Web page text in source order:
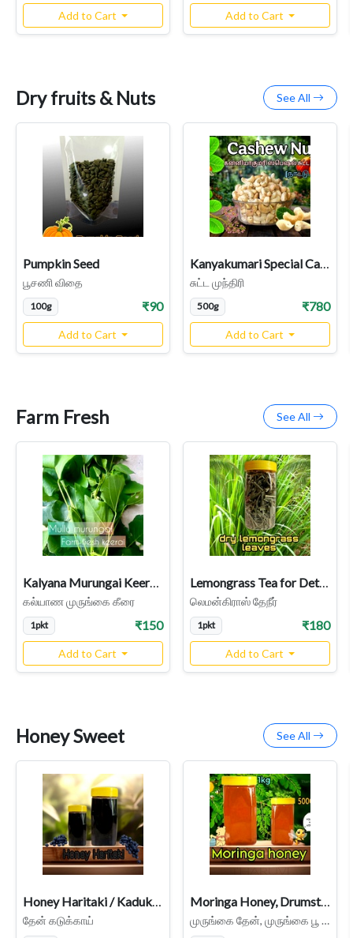
Add to Cart Add to Cart
Dry fruits & Nuts See All
Pumpkin Seed
பூசணி விதை
100g ₹90
Add to Cart
Kanyakumari Special Cashew Nuts, Sutta Munthiri, (Desi) Country Variety
சுட்ட முந்திரி
500g ₹780
Add to Cart
Farm Fresh See All
Kalyana Murungai Keerai,Mullu Murungai leaves Keerai
கல்யாண முருங்கை கீரை
1pkt ₹150
Add to Cart
Lemongrass Tea for Detox | Dry Lemongrass Leaves | Herbal Tea
லெமன்கிராஸ் தேநீர்
1pkt ₹180
Add to Cart
Honey Sweet See All
Honey Haritaki / Kadukkai / Ink Nut Socked in Honey
தேன் கடுக்காய்
Moringa Honey, Drumstick Flower Honey , Murungai Then
முருங்கை தேன், முருங்கை பூ தேன்